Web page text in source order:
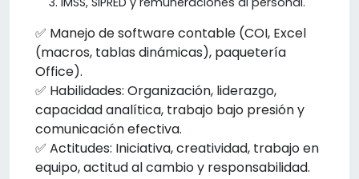
✅ Manejo de software contable (COI, Excel
(macros, tablas dinámicas), paquetería
Office).
✅ Habilidades: Organización, liderazgo,
capacidad analítica, trabajo bajo presión y
comunicación efectiva.
✅ Actitudes: Iniciativa, creatividad, trabajo en
equipo, actitud al cambio y responsabilidad.